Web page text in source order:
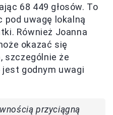
68 449 głosów. To
pod uwagę lokalną
Również Joanna
okazać się
szczególnie że
jest godnym uwagi
przyciągną